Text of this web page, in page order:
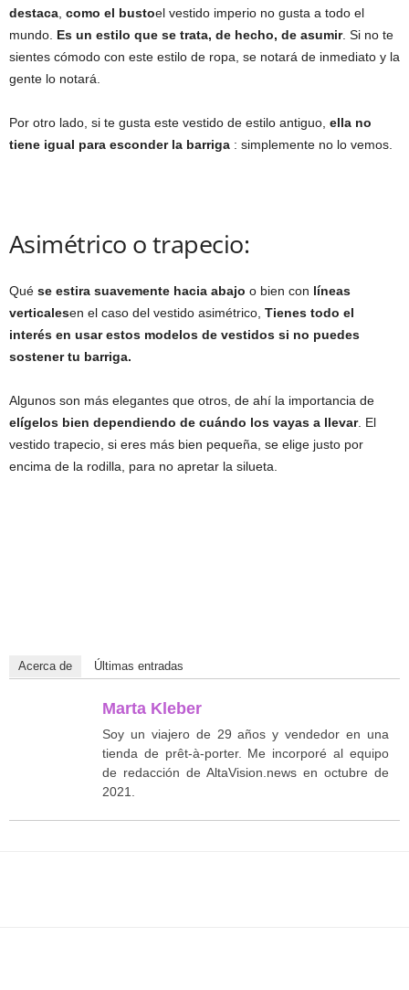
destaca como el bustoel vestido imperio no gusta a todo el
mundo. Es un estilo que se trata, de hecho, de asumir. Si no te
sientes cómodo con este estilo de ropa, se notará de inmediato y la
gente lo notará.
Por otro lado, si te gusta este vestido de estilo antiguo, ella no
tiene igual para esconder la barriga : simplemente no lo vemos.
Asimétrico o trapecio:
Qué se estira suavemente hacia abajo o bien con líneas
verticalesen el caso del vestido asimétrico, Tienes todo el
interés en usar estos modelos de vestidos si no puedes
sostener tu barriga.
Algunos son más elegantes que otros, de ahí la importancia de
elígelos bien dependiendo de cuándo los vayas a llevar. El
vestido trapecio, si eres más bien pequeña, se elige justo por
encima de la rodilla, para no apretar la silueta.
Acerca de Últimas entradas
Marta Kleber
Soy un viajero de 29 años y vendedor en una
tienda de prêt-à-porter. Me incorporé al equipo
de redacción de AltaVision.news en octubre de
2021.